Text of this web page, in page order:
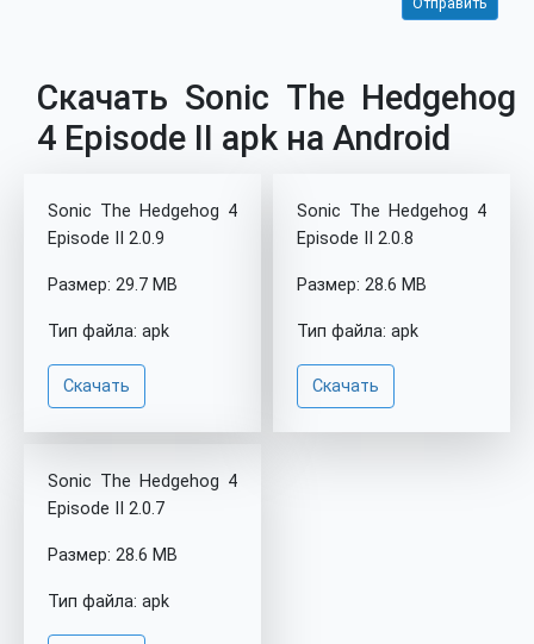
Скачать Sonic The Hedgehog
4 Episode II apk на Android
Sonic The Hedgehog 4
Episode II 2.0.9
Размер: 29.7 MB
Тип файла: apk
Скачать
Sonic The Hedgehog 4
Episode II 2.0.8
Размер: 28.6 MB
Тип файла: apk
Скачать
Sonic The Hedgehog 4
Episode II 2.0.7
Размер: 28.6 MB
Тип файла: apk